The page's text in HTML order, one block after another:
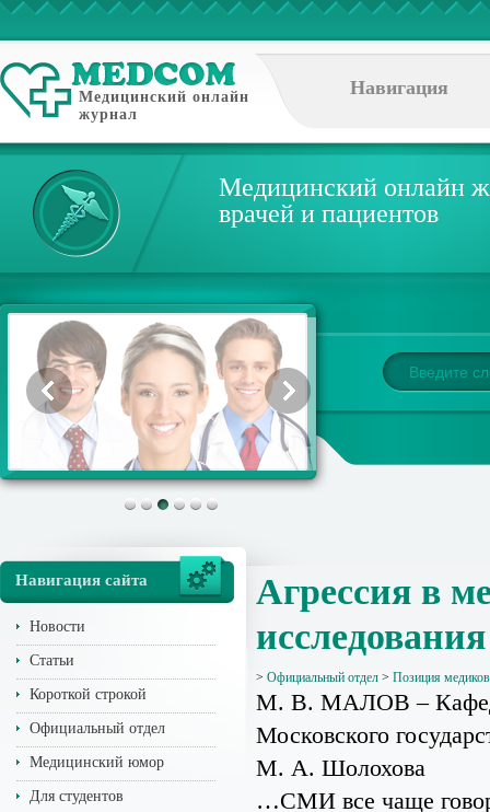
Медицинский онлайн
журнал
Навигация
Медицинский онлайн
врачей и пациентов
Навигация сайта
Новости
Статьи
Короткой строкой
Официальный отдел
Медицинский юмор
Для студентов
Агрессия в
> Официальный отдел > Позиция медиков
М. В. МАЛОВ –
Московского
М. А. Шолохова
…СМИ все чаще